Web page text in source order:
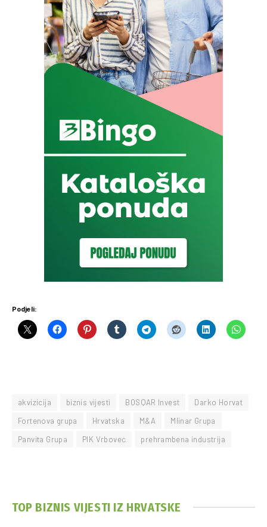
Podjeli:
akvizicija biznis vijesti BOSQAR Invest
Darko Horvat
Fortenova grupa
Hrvatska M&A
Mlinar Grupa
Panvita Grupa
PIK Vrbovec prehrambena industrija
TOP BIZNIS VIJESTI IZ HRVATSKE